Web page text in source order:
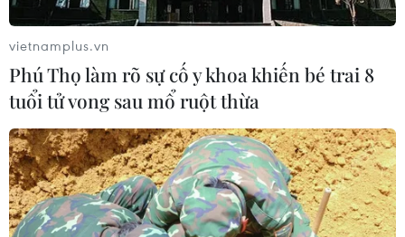
vietnamplus.vn
Phú Thọ làm rõ sự cố y khoa khiến bé trai 8
tuổi tử vong sau mổ ruột thừa